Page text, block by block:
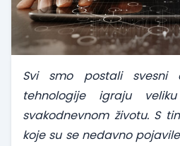
Svi smo postali svesni
tehnologije igraju
svakodnevnom životu. S
koje su se nedavno